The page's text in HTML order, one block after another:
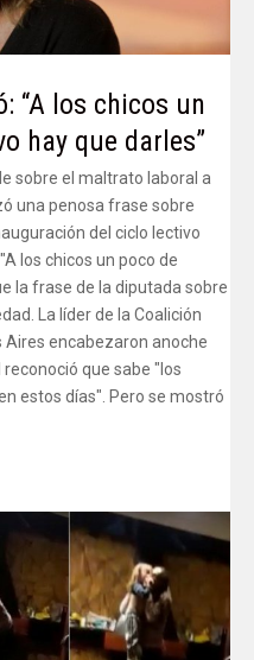
“A los chicos un
hay que darles”
sobre el maltrato laboral a
una penosa frase sobre
del ciclo lectivo
los chicos un poco de
la frase de la diputada sobre
La líder de la Coalición
Aires encabezaron anoche
reconoció que sabe "los
estos días". Pero se mostró